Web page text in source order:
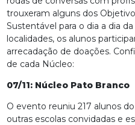
trouxeram alguns dos
Sustentável para o dia a dia
localidades, os alunos
arrecadação de doações.
de cada Núcleo:
07/11: Núcleo Pato Branco
O evento reuniu 217 alunos
outras escolas convidadas e